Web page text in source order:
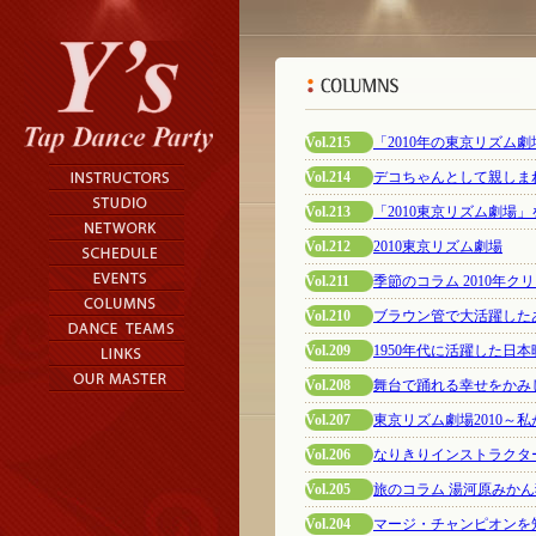
Vol.215 「2010年の東京リズム
Vol.214 デコちゃんとして親し
Vol.213 「2010東京リズム劇場
Vol.212 2010東京リズム劇場
Vol.211 季節のコラム 2010年ク
Vol.210 ブラウン管で大活躍した
Vol.209 1950年代に活躍した日
Vol.208 舞台で踊れる幸せをかみ
Vol.207 東京リズム劇場2010～
Vol.206 なりきりインストラクタ
Vol.205 旅のコラム 湯河原みか
Vol.204 マージ・チャンピオン